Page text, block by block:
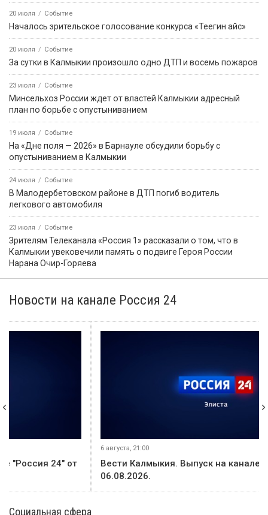
20 июля Событие
Началось зрительское голосование конкурса «Теегин айс»
20 июля Событие
За сутки в Калмыкии произошло одно ДТП и восемь пожаров
23 июля Событие
Минсельхоз России ждет от властей Калмыкии адресный
план по борьбе с опустыниванием
19 июля Событие
На «Дне поля — 2026» в Барнауле обсудили борьбу с
опустыниванием в Калмыкии
24 июля Событие
В Малодербетовском районе в ДТП погиб водитель
легкового автомобиля
23 июля Событие
Зрителям Телеканала «Россия 1» рассказали о том, что в
Калмыкии увековечили память о подвиге Героя России
Нарана Очир-Горяева
Новости на канале Россия 24
Вести Калмыкия. Выпуск на канале "Россия 24" от
Социальная сфера